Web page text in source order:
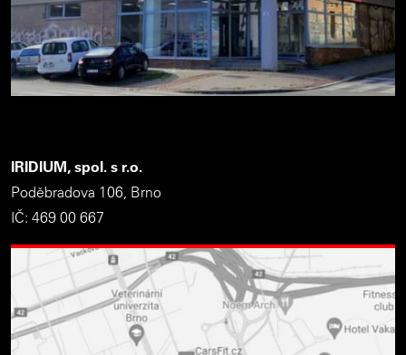
IRIDIUM, spol. s r.o.
Poděbradova 106, Brno
IČ: 469 00 667